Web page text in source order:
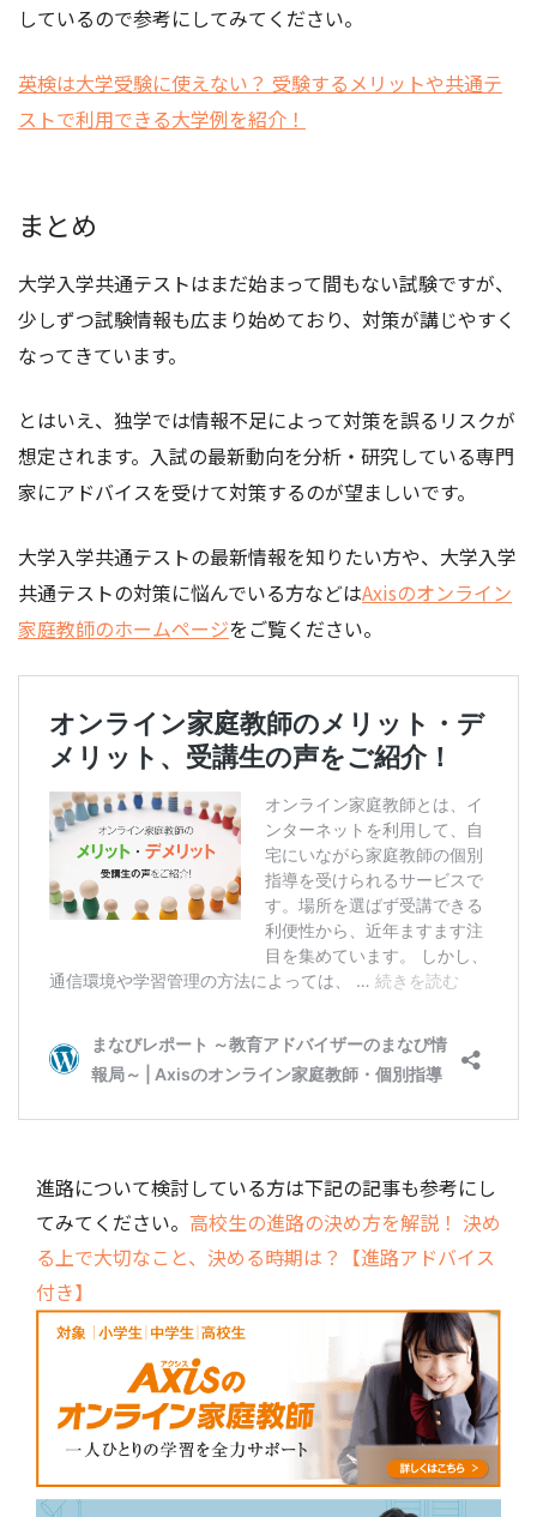
しているので参考にしてみてください。
英検は大学受験に使えない？ 受験するメリットや共通テ
ストで利用できる大学例を紹介！
まとめ
大学入学共通テストはまだ始まって間もない試験ですが、
少しずつ試験情報も広まり始めており、対策が講じやすく
なってきています。
とはいえ、独学では情報不足によって対策を誤るリスクが
想定されます。入試の最新動向を分析・研究している専門
家にアドバイスを受けて対策するのが望ましいです。
大学入学共通テストの最新情報を知りたい方や、大学入学
共通テストの対策に悩んでいる方などはAxisのオンライン
家庭教師のホームページをご覧ください。
進路について検討している方は下記の記事も参考にし
てみてください。 高校生の進路の決め方を解説！ 決め
る上で大切なこと、決める時期は？【進路アドバイス
付き】